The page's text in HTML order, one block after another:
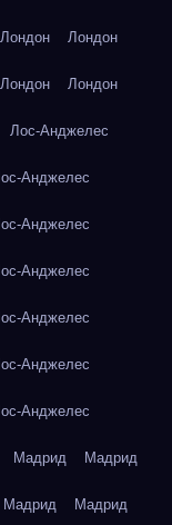
Лондон Лондон
Лондон Лондон
Лос-Анджелес
Анджелес
Анджелес
Анджелес
Анджелес
Анджелес
Анджелес
Мадрид Мадрид
Мадрид Мадрид